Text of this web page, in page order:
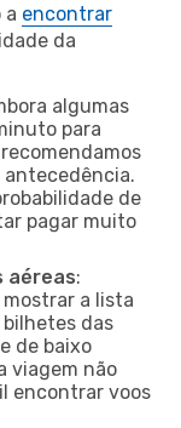
a encontrar
da
algumas
para
antecedência.
de
pagar muito
aéreas:
a lista
das
de baixo
viagem não
encontrar voos